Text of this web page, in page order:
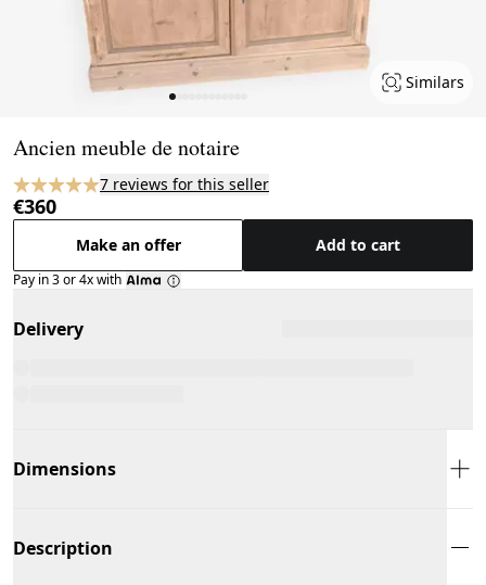
Similars
Ancien meuble de notaire
7 reviews for this seller
€360
Make an offer Add to cart
Pay in 3 or 4x with
Delivery
Dimensions
Description